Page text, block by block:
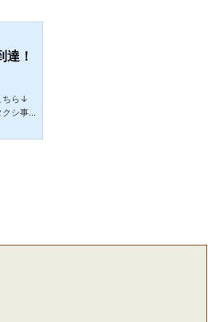
達！
ちら↓
クシ事
でしょ